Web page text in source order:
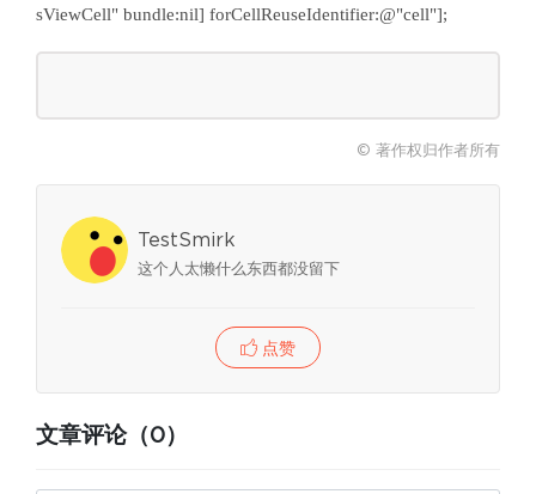
sViewCell" bundle:nil] forCellReuseIdentifier:@"cell"];
© 著作权归作者所有
TestSmirk
这个人太懒什么东西都没留下
点赞
文章评论（0）